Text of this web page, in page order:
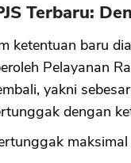
Terbaru:
ketentuan baru
Pelayanan
yakni
dengan